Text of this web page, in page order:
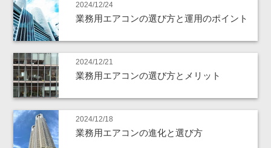
2024/12/24
業務用エアコンの選び方と運用のポイント
2024/12/21
業務用エアコンの選び方とメリット
2024/12/18
業務用エアコンの進化と選び方